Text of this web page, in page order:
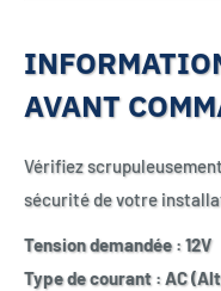
AVANT
Vérifiez
sécurité de votre
Tension demandée : 12V
Type de courant : AC